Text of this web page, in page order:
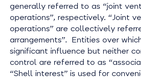
generally referred to as “joint
operations”, respectively. “Joint
operations” are collectively
arrangements”. Entities over
significant influence but neither
control are referred to as
“Shell interest” is used for